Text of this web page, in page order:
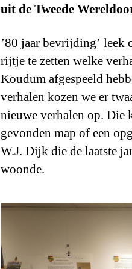
uit de Tweede
’80 jaar bevrijding’ leek
rijtje te zetten welke
Koudum afgespeeld
verhalen kozen we er
nieuwe verhalen op. Die
gevonden map of een
W.J. Dijk die de laatste
woonde.